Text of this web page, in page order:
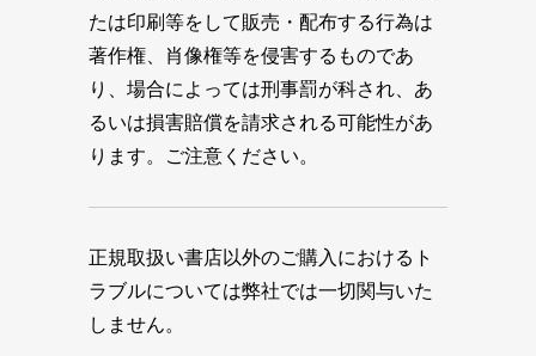
たは印刷等をして販売・配布する行為は
著作権、肖像権等を侵害するものであ
り、場合によっては刑事罰が科され、あ
るいは損害賠償を請求される可能性があ
ります。ご注意ください。
正規取扱い書店以外のご購入におけるト
ラブルについては弊社では一切関与いた
しません。